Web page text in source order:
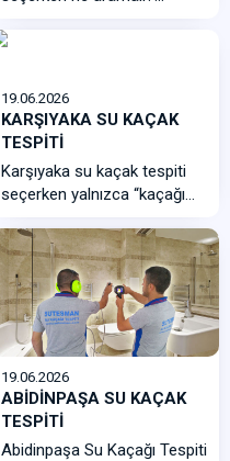
cihazı, kıs...
19.06.2026
KARŞIYAKA SU KAÇAK
TESPİTİ
Karşıyaka su kaçak tespiti
seçerken yalnızca “kaçağı
19.06.2026
ABİDİNPAŞA SU KAÇAK
TESPİTİ
Abidinpaşa Su Kaçağı Tespiti